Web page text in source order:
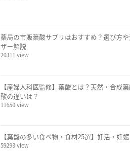
薬局の市販葉酸サプリはおすすめ？選び方
ザー解説
20311 view
【産婦人科医監修】葉酸とは？天然・合成
酸の違いは？
11650 view
【葉酸の多い食べ物・食材25選】妊活・妊
59293 view